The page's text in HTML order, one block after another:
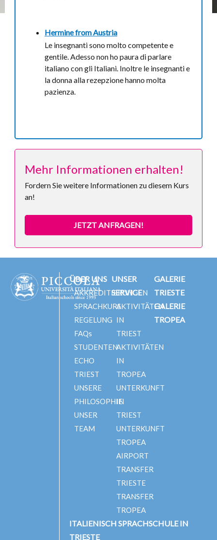
Hermine fromAustria
Le insegnanti sono molto competente e
gentile. Adesso non ho paura di parlare
italiano con gli Italiani. Inoltre le insegnanti e
la donna alla rezepzione hanno molta
pazienza.
Mehr Informationen erhalten!
Fordern Sie weitere Informationen zu diesem Kurs
an!
JETZT ANFRAGEN!
ÜBER UNS
AKKREDITIERUNGEN
SPRACHKURS
REGELUNG
FAQs
STUDENTEN
ECHO
TRIEST
UNSERE
PHILOSOPHIE
UNSER
TEAM
UNSER
SERVICE
AKTIVITÄTEN
IN
TRIEST
AKTIVITÄTEN
IN
TROPEA
UNTERKUNFT
IN
TRIEST
UNTERKUNFT
TROPEA
AIRPORT
TRANSFER
TRIESTE
TRANSFER
TROPEA
GALERIE
TRIESTE
GALERIE
TROPEA
ITALIENISCH SPRACHSCHULE IN
TRIESTE